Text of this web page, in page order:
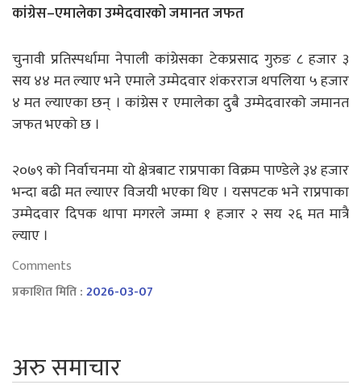
कांग्रेस–एमालेका उम्मेदवारको जमानत जफत
चुनावी प्रतिस्पर्धामा नेपाली कांग्रेसका टेकप्रसाद गुरुङ ८ हजार ३
सय ४४ मत ल्याए भने एमाले उम्मेदवार शंकरराज थपलिया ५ हजार
४ मत ल्याएका छन् । कांग्रेस र एमालेका दुबै उम्मेदवारको जमानत
जफत भएको छ ।
२०७९ को निर्वाचनमा यो क्षेत्रबाट राप्रपाका विक्रम पाण्डेले ३४ हजार
भन्दा बढी मत ल्याएर विजयी भएका थिए । यसपटक भने राप्रपाका
उम्मेदवार दिपक थापा मगरले जम्मा १ हजार २ सय २६ मत मात्रै
ल्याए ।
Comments
प्रकाशित मिति :2026-03-07
अरु समाचार